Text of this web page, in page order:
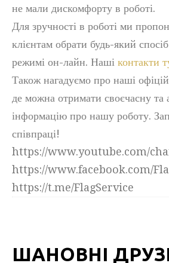
не мали дискомфорту в роботі.
Для зручності в роботі ми
клієнтам обрати будь-який
режимі он-лайн. Наші контакти
Також нагадуємо про наші
де можна отримати своєчасну та
інформацію про нашу роботу.
співпраці!
https://www.youtube.com/
https://www.facebook.com/
https://t.me/FlagService
ШАНОВНІ